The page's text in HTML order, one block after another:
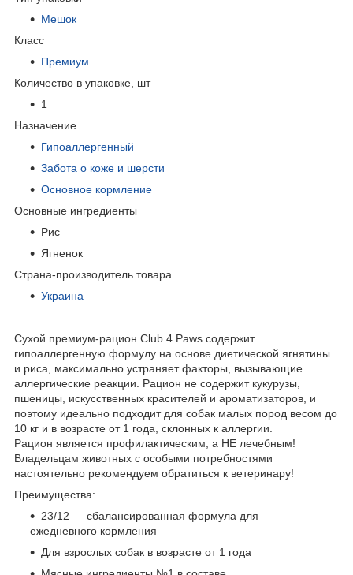
Мешок
Класс
Премиум
Количество в упаковке, шт
1
Назначение
Гипоаллергенный
Забота о коже и шерсти
Основное кормление
Основные ингредиенты
Рис
Ягненок
Страна-производитель товара
Украина
Сухой премиум-рацион Club 4 Paws содержит
гипоаллергенную формулу на основе диетической ягнятины
и риса, максимально устраняет факторы, вызывающие
аллергические реакции. Рацион не содержит кукурузы,
пшеницы, искусственных красителей и ароматизаторов, и
поэтому идеально подходит для собак малых пород весом до
10 кг и в возрасте от 1 года, склонных к аллергии.
Рацион является профилактическим, а НЕ лечебным!
Владельцам животных с особыми потребностями
настоятельно рекомендуем обратиться к ветеринару!
Преимущества:
23/12 — сбалансированная формула для
ежедневного кормления
Для взрослых собак в возрасте от 1 года